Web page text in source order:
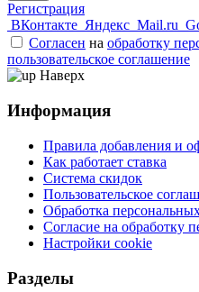
Регистрация
ВКонтакте Яндекс Mail.ru
Согласен на обработку
пользовательское соглашение
Наверх
Информация
Правила добавления и
Как работает ставка
Система скидок
Пользовательское
Обработка
Согласие на обработку
Настройки cookie
Разделы